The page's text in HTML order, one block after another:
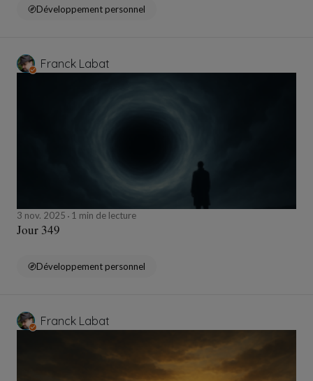
Développement personnel
Franck Labat
3 nov. 2025 1 min de lecture
Jour 349
Développement personnel
Franck Labat